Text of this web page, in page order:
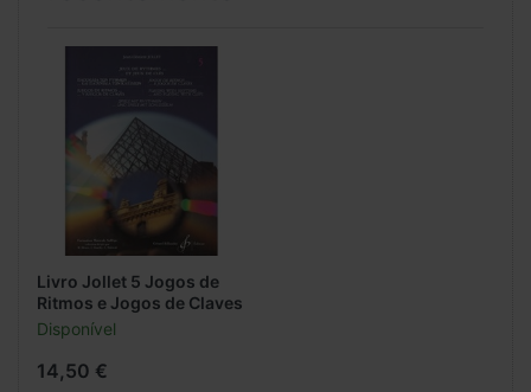
Livro Jollet 5 Jogos de
Ritmos e Jogos de Claves
Disponível
14,50 €